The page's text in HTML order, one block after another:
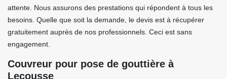
attente. Nous assurons des prestations qui répondent à tous les
besoins. Quelle que soit la demande, le devis est à récupérer
gratuitement auprès de nos professionnels. Ceci est sans
engagement.
Couvreur pour pose de gouttière à
Lecousse